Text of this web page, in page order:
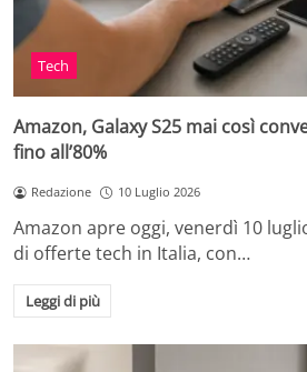
Tech
Amazon, Galaxy S25 mai così
fino all’80%
Redazione 10 Luglio 2026
Amazon apre oggi, venerdì 10
di offerte tech in Italia, con…
Leggi di più